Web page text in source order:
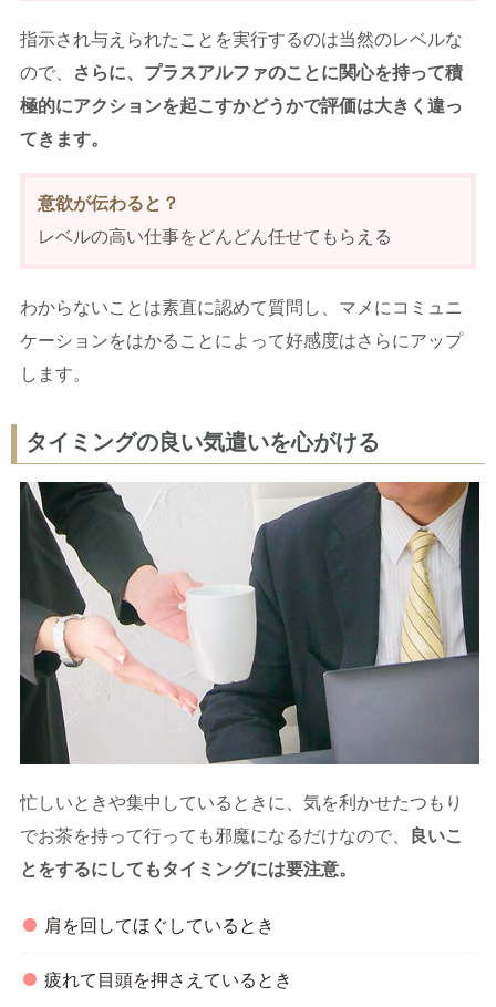
指示され与えられたことを実行するのは当然のレベルな
ので、
さらに、プラスアルファのことに関心を持って積
極的にアクションを起こすかどうかで評価は大きく違っ
てきます。
意欲が伝わると？
レベルの高い仕事をどんどん任せてもらえる
わからないことは素直に認めて質問し、マメにコミュニ
ケーションをはかることによって好感度はさらにアップ
します。
タイミングの良い気遣いを心がける
忙しいときや集中しているときに、気を利かせたつもり
でお茶を持って行っても邪魔になるだけなので、
良いこ
とをするにしてもタイミングには要注意。
肩を回してほぐしているとき
疲れて目頭を押さえているとき